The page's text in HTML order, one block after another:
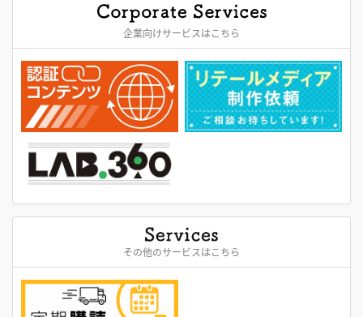
企業向けサービスはこちら
その他のサービスはこちら